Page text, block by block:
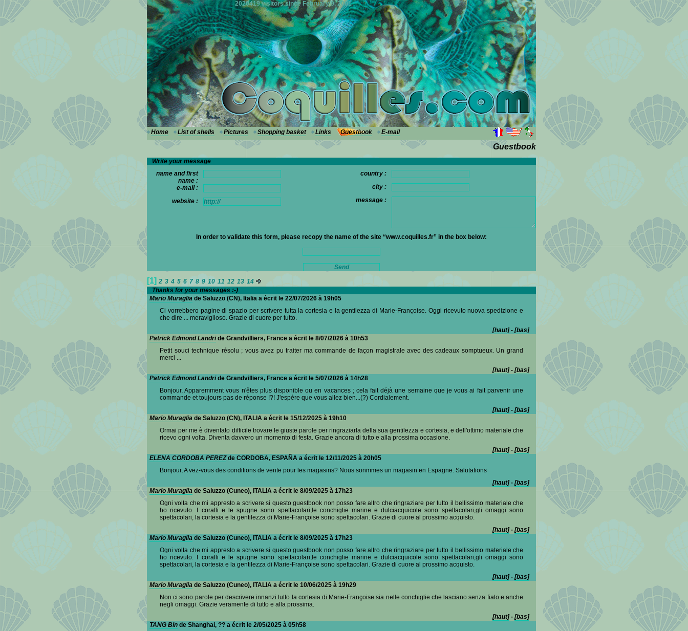
--- 2020419 visitors since February 9, 2001
Home List of shells Pictures Shopping basket Links Guestbook E-mail
Guestbook
Write your message
name and first
name :
e-mail :
website :
country :
city :
message :
In order to validate this form, please recopy the name of the site “www.coquilles.fr” in the box below:
[1] 2 3 4 5 6 7 8 9 10 11 12 13 14
Thanks for your messages :-)
Mario Muraglia de Saluzzo (CN), Italia a écrit le 22/07/2026 à 19h05
Ci vorrebbero pagine di spazio per scrivere tutta la cortesia e la gentilezza di Marie-Françoise. Oggi ricevuto nuova spedizione e
che dire ... meraviglioso. Grazie di cuore per tutto.
[haut]- [bas]
Patrick Edmond Landride Grandvilliers, France a écrit le 8/07/2026 à 10h53
Petit souci technique résolu ; vous avez pu traiter ma commande de façon magistrale avec des cadeaux somptueux. Un grand
merci ...
[haut]- [bas]
Patrick Edmond Landride Grandvilliers, France a écrit le 5/07/2026 à 14h28
Bonjour, Apparemment vous n'êtes plus disponible ou en vacances ; cela fait déjà une semaine que je vous ai fait parvenir une
commande et toujours pas de réponse !?! J'espère que vous allez bien...(?) Cordialement.
[haut]- [bas]
Mario Muraglia de Saluzzo (CN), ITALIA a écrit le 15/12/2025 à 19h10
Ormai per me è diventato difficile trovare le giuste parole per ringraziarla della sua gentilezza e cortesia, e dell'ottimo materiale che
ricevo ogni volta. Diventa davvero un momento di festa. Grazie ancora di tutto e alla prossima occasione.
[haut]- [bas]
ELENA CORDOBA PEREZde CORDOBA, ESPAÑA a écrit le 12/11/2025 à 20h05
Bonjour, A vez-vous des conditions de vente pour les magasins? Nous sonmmes un magasin en Espagne. Salutations
[haut]- [bas]
Mario Muraglia de Saluzzo (Cuneo), ITALIA a écrit le 8/09/2025 à 17h23
Ogni volta che mi appresto a scrivere si questo guestbook non posso fare altro che ringraziare per tutto il bellissimo materiale che
ho ricevuto. I coralli e le spugne sono spettacolari,le conchiglie marine e dulciacquicole sono spettacolari,gli omaggi sono
spettacolari, la cortesia e la gentilezza di Marie-Françoise sono spettacolari. Grazie di cuore al prossimo acquisto.
[haut]- [bas]
Mario Muraglia de Saluzzo (Cuneo), ITALIA a écrit le 8/09/2025 à 17h23
Ogni volta che mi appresto a scrivere si questo guestbook non posso fare altro che ringraziare per tutto il bellissimo materiale che
ho ricevuto. I coralli e le spugne sono spettacolari,le conchiglie marine e dulciacquicole sono spettacolari,gli omaggi sono
spettacolari, la cortesia e la gentilezza di Marie-Françoise sono spettacolari. Grazie di cuore al prossimo acquisto.
[haut]- [bas]
Mario Muraglia de Saluzzo (Cuneo), ITALIA a écrit le 10/06/2025 à 19h29
Non ci sono parole per descrivere innanzi tutto la cortesia di Marie-Françoise sia nelle conchiglie che lasciano senza fiato e anche
negli omaggi. Grazie veramente di tutto e alla prossima.
[haut]- [bas]
TANG Bin de Shanghai, ?? a écrit le 2/05/2025 à 05h58